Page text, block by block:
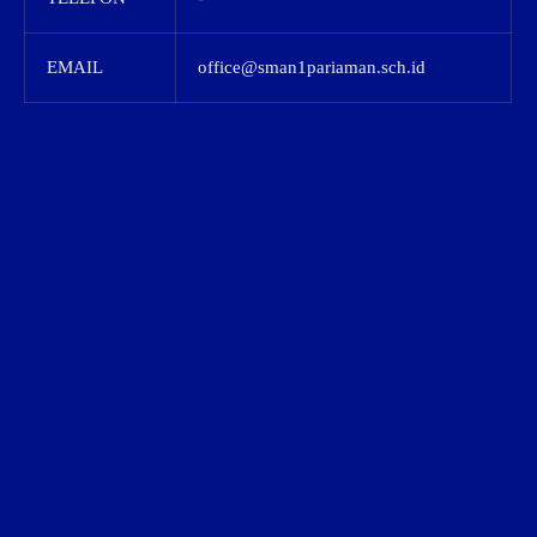
EMAIL office@sman1pariaman.sch.id